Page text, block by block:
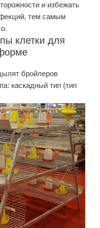
и избежать
тем самым
клетки для
бройлеров
каскадный тип (тип